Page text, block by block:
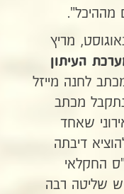
מההיכל".
העיתון
לחנה מייזל
מכתב
שאחד
דיבתה
החקלאי
שליטה רבה